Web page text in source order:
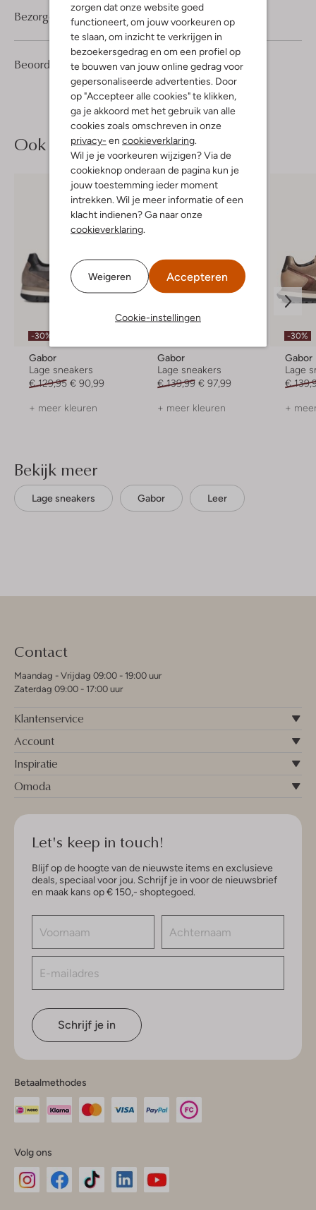
zorgen dat onze website goed
functioneert, om jouw voorkeuren op
te slaan, om inzicht te verkrijgen in
bezoekersgedrag en om een profiel op
te bouwen van jouw online gedrag voor
gepersonaliseerde advertenties. Door
op "Accepteer alle cookies" te klikken,
ga je akkoord met het gebruik van alle
cookies zoals omschreven in onze
privacy- en cookieverklaring.
Wil je je voorkeuren wijzigen? Via de
cookieknop onderaan de pagina kun je
jouw toestemming ieder moment
intrekken. Wil je meer informatie of een
klacht indienen? Ga naar onze
cookieverklaring.
Weigeren Accepteren
Cookie-instellingen
Beoordelingen (3) 5/5
3
5
Sterren
Bezorgen & retourneren
Ook iets voor jou?
-30%
Gabor
Lage sneakers
€ 129,95 € 90,99
+ meer kleuren
Gabor
Lage sneakers
€ 139,99 € 97,99
+ meer kleuren
-30%
Gabor
Lage
€
+
Bekijk meer
Lage sneakers Gabor Leer
Contact
Maandag - Vrijdag 09:00 - 19:00 uur
Zaterdag 09:00 - 17:00 uur
Klantenservice
Account
Inspiratie
Omoda
Let's keep in touch!
Blijf op de hoogte van de nieuwste items en exclusieve
deals, speciaal voor jou. Schrijf je in voor de nieuwsbrief
en maak kans op € 150,- shoptegoed.
Schrijf je in
Betaalmethodes
Volg ons